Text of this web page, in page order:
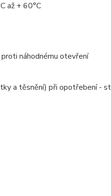
až + 60°C
náhodnému otevření
a těsnění) při opotřebení -